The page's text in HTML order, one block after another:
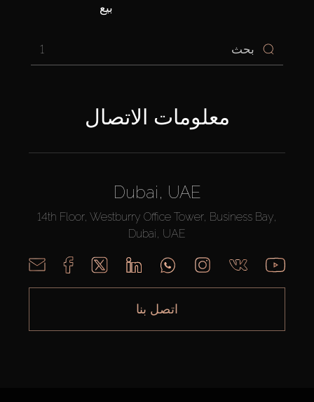
بيع
1
معلومات الاتصال
Dubai, UAE
14th Floor, Westburry Office Tower, Business Bay,
Dubai, UAE
اتصل بنا